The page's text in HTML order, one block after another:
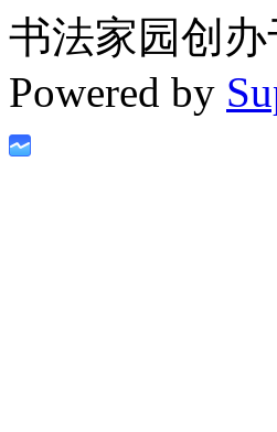
书法家园创办
Powered by